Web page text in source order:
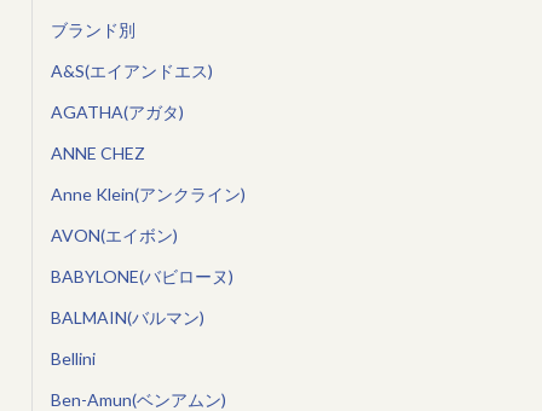
ブランド別
A&S(エイアンドエス)
AGATHA(アガタ)
ANNE CHEZ
Anne Klein(アンクライン)
AVON(エイボン)
BABYLONE(バビローヌ)
BALMAIN(バルマン)
Bellini
Ben-Amun(ベンアムン)